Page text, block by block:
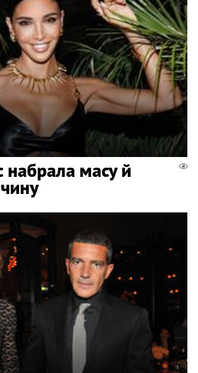
набрала масу й